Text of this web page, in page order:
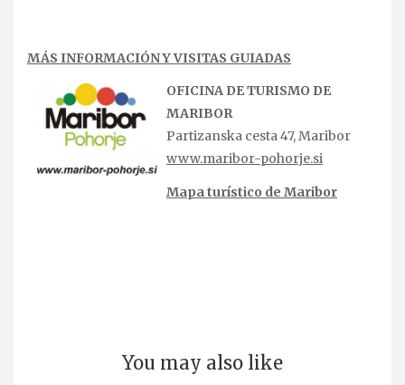
MÁS INFORMACIÓN Y VISITAS GUIADAS
OFICINA DE TURISMO DE
MARIBOR
Partizanska cesta 47, Maribor
www.maribor-pohorje.si
Mapa turístico de Maribor
You may also like